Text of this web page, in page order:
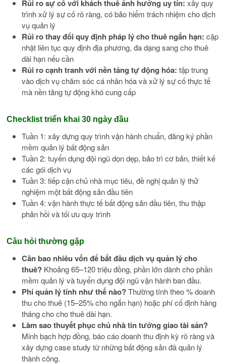
Rủi ro sự cố với khách thuê ảnh hưởng uy tín: xây quy
trình xử lý sự cố rõ ràng, có bảo hiểm trách nhiệm cho dịch
vụ quản lý
Rủi ro thay đổi quy định pháp lý cho thuê ngắn hạn: cập
nhật liên tục quy định địa phương, đa dạng sang cho thuê
dài hạn nếu cần
Rủi ro cạnh tranh với nền tảng tự động hóa: tập trung
vào dịch vụ chăm sóc cá nhân hóa và xử lý sự cố thực tế
mà nền tảng tự động khó cung cấp
Checklist triển khai 30 ngày đầu
Tuần 1: xây dựng quy trình vận hành chuẩn, đăng ký phần
mềm quản lý bất động sản
Tuần 2: tuyển dụng đội ngũ dọn dẹp, bảo trì cơ bản, thiết kế
các gói dịch vụ
Tuần 3: tiếp cận chủ nhà mục tiêu, đề nghị quản lý thử
nghiệm một bất động sản đầu tiên
Tuần 4: vận hành thực tế bất động sản đầu tiên, thu thập
phản hồi và tối ưu quy trình
Câu hỏi thường gặp
Cần bao nhiêu vốn để bắt đầu dịch vụ quản lý cho
thuê? Khoảng 65–120 triệu đồng, phần lớn dành cho phần
mềm quản lý và tuyển dụng đội ngũ vận hành ban đầu.
Phí quản lý tính như thế nào?Thường tính theo % doanh
thu cho thuê (15–25% cho ngắn hạn) hoặc phí cố định hàng
tháng cho cho thuê dài hạn.
Làm sao thuyết phục chủ nhà tin tưởng giao tài sản?
Minh bạch hợp đồng, báo cáo doanh thu định kỳ rõ ràng và
xây dựng case study từ những bất động sản đã quản lý
thành công.